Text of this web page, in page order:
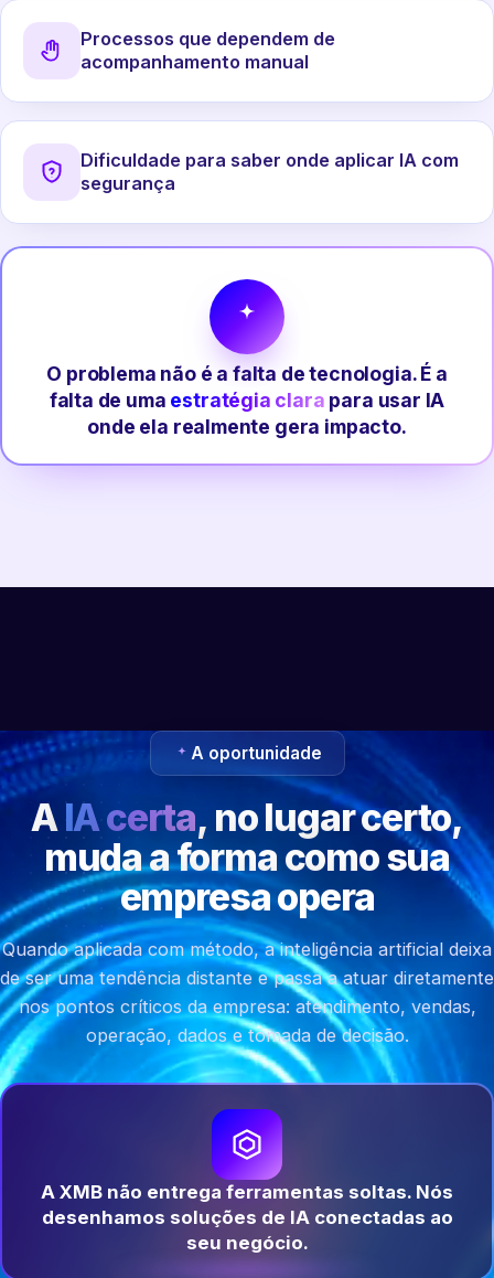
Processos que dependem de
acompanhamento manual
Dificuldade para saber onde aplicar IA com
segurança
O problema não é a falta de tecnologia. É a
falta de uma estratégia clara para usar IA
onde ela realmente gera impacto.
A oportunidade
AIA certa, no lugar certo,
muda a forma como sua
empresa opera
Quando aplicada com método, a inteligência artificial deixa
de ser uma tendência distante e passa a atuar diretamente
nos pontos críticos da empresa: atendimento, vendas,
operação, dados e tomada de decisão.
A XMB não entrega ferramentas soltas. Nós
desenhamos soluções de IA conectadas ao
seu negócio.